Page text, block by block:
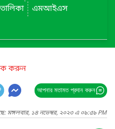
এমআইএস
করুন
আপনার মতামত প্রদান করুন
মঙ্গলবার, ১৪ নভেম্বর, ২০২৩ এ ০৯:৫৯ PM